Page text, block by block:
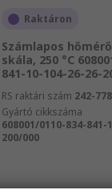
Raktáron
Számlapos hőmérő
skála, 250 °C
841-10-104-26-26-
RS raktári szám 242-
Gyártó cikkszáma
608001/0110-834-841-
200/000